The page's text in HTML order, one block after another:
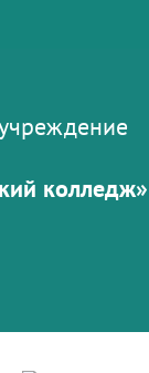
колледж»